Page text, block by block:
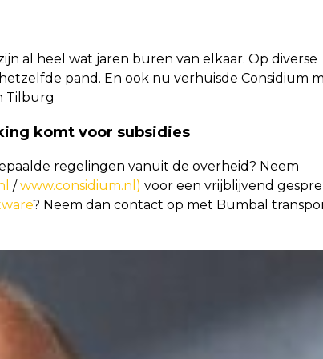
al heel wat jaren buren van elkaar. Op diverse
pand. En ook nu verhuisde Considium
Tilburg
komt voor subsidies
regelingen vanuit de overheid? Neem
/www.considium.nl) voor een vrijblijvend
? Neem dan contact op met Bumbal